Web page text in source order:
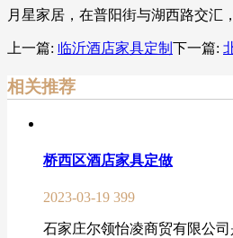
月星家居，在普阳街与湖西路交汇
上一篇: 临沂酒店家具定制 下一篇:
相关推荐
桥西区酒店家具定做
2023-03-19 399
石家庄尔领怡凌商贸有限公